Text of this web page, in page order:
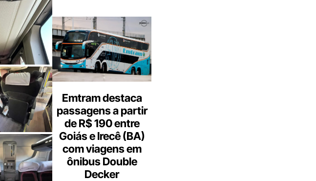
Emtram destaca
passagens a partir
de R$ 190 entre
Goiás e Irecê (BA)
com viagens em
ônibus Double
Decker